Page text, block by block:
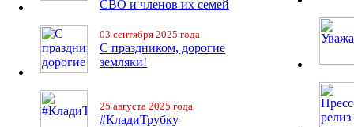
СВО и членов их семей
03 сентября 2025 года
С праздником, дорогие
земляки!
25 августа 2025 года
#КладиТрубку